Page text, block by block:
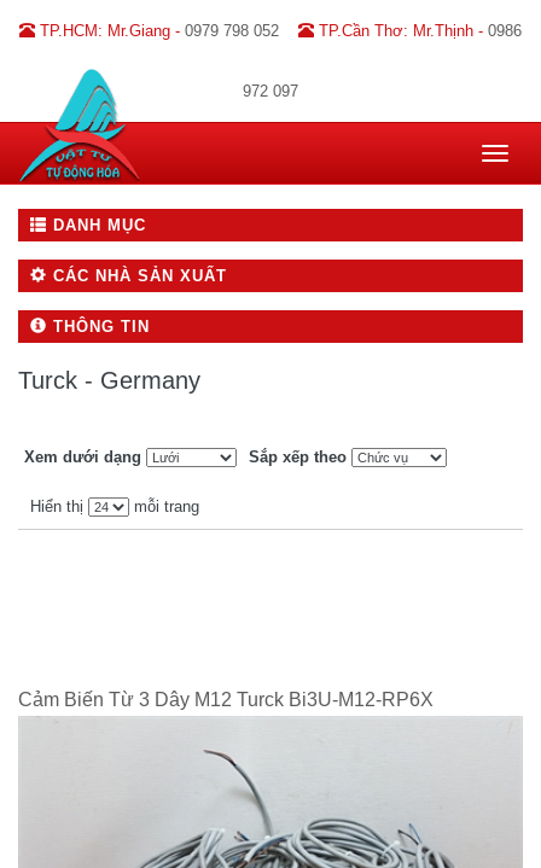
TP.HCM: Mr.Giang - 0979 798 052 TP.Cần Thơ: Mr.Thịnh - 0986
972 097
Toggle
DANH MỤC
CÁC NHÀ SẢN XUẤT
THÔNG TIN
Turck - Germany
Xem dưới dạng Sắp xếp theo
Hiển thị mỗi trang
Cảm Biến Từ 3 Dây M12 Turck Bi3U-M12-RP6X